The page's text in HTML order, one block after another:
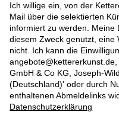
Ich willige ein, von der
Mail über die selektierten
informiert zu werden. Meine
diesem Zweck genutzt, eine
nicht. Ich kann die
GmbH & Co KG, Joseph-
(Deutschland)' oder durch
enthaltenen Abmeldelinks
Datenschutzerklärung